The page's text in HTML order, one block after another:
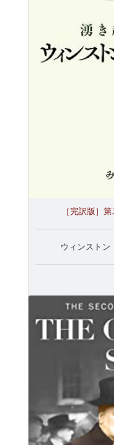
［完訳版］
ウィンストン